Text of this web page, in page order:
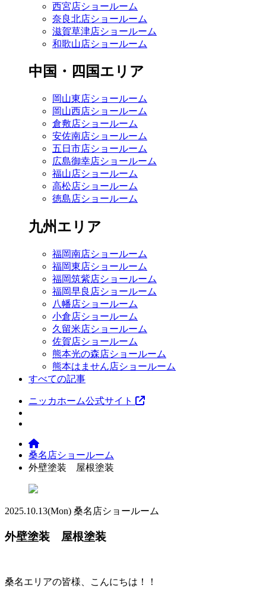
西宮店ショールーム
奈良北店ショールーム
滋賀草津店ショールーム
和歌山店ショールーム
中国・四国エリア
岡山東店ショールーム
岡山西店ショールーム
倉敷店ショールーム
安佐南店ショールーム
五日市店ショールーム
広島御幸店ショールーム
福山店ショールーム
高松店ショールーム
徳島店ショールーム
九州エリア
福岡南店ショールーム
福岡東店ショールーム
福岡筑紫店ショールーム
福岡早良店ショールーム
八幡店ショールーム
小倉店ショールーム
久留米店ショールーム
佐賀店ショールーム
熊本光の森店ショールーム
熊本はません店ショールーム
すべての記事
ニッカホーム公式サイト
桑名店ショールーム
外壁塗装 屋根塗装
2025.10.13(Mon) 桑名店ショールーム
外壁塗装 屋根塗装
桑名エリアの皆様、こんにちは！！